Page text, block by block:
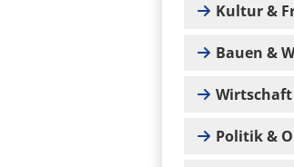
Kultur &
Bauen &
Politik &